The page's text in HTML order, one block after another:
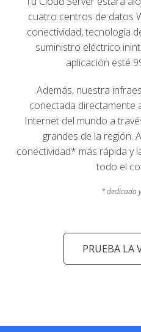
cuatro centros de datos
conectividad, tecnología
suministro eléctrico
aplicación esté
Además, nuestra
conectada directamente
Internet del mundo a
grandes de la región.
conectividad* más rápida y
todo el
* dedicada
PRUEBA LA